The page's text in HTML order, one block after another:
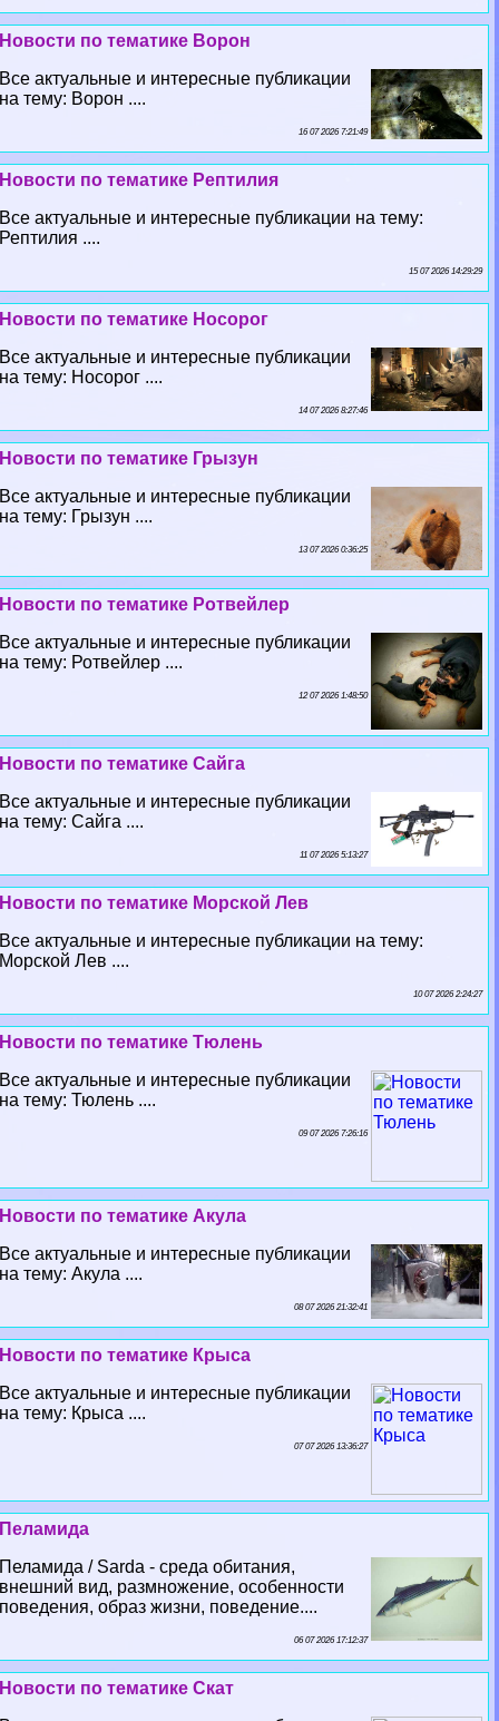
Новости по тематике Ворон
Все актуальные и интересные публикации
на тему: Ворон ....
16 07 2026 7:21:49
Новости по тематике Рептилия
Все актуальные и интересные публикации на тему:
Рептилия ....
15 07 2026 14:29:29
Новости по тематике Носорог
Все актуальные и интересные публикации
на тему: Носорог ....
14 07 2026 8:27:46
Новости по тематике Грызун
Все актуальные и интересные публикации
на тему: Грызун ....
13 07 2026 0:36:25
Новости по тематике Ротвейлер
Все актуальные и интересные публикации
на тему: Ротвейлер ....
12 07 2026 1:48:50
Новости по тематике Сайга
Все актуальные и интересные публикации
на тему: Сайга ....
11 07 2026 5:13:27
Новости по тематике Морской Лев
Все актуальные и интересные публикации на тему:
Морской Лев ....
10 07 2026 2:24:27
Новости по тематике Тюлень
Все актуальные и интересные публикации
на тему: Тюлень ....
09 07 2026 7:26:16
Новости по тематике Акула
Все актуальные и интересные публикации
на тему: Акула ....
08 07 2026 21:32:41
Новости по тематике Крыса
Все актуальные и интересные публикации
на тему: Крыса ....
07 07 2026 13:36:27
Пеламида
Пеламида / Sarda - среда обитания,
внешний вид, размножение, особенности
поведения, образ жизни, поведение....
06 07 2026 17:12:37
Новости по тематике Скат